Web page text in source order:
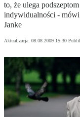
to, że ulega
indywidualności -
Janke
Aktualizacja: 08.08.2009 15:30